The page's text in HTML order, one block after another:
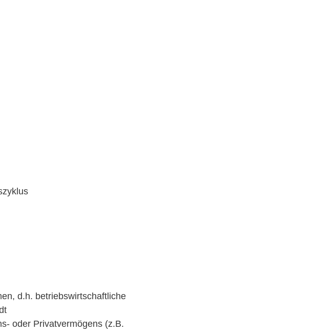
, d.h. betrieb­swirtschaftliche
oder Pri­vatver­mö­gens (z.B.